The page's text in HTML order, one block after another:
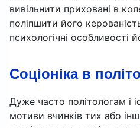
вивільнити приховані в
поліпшити його
психологічні особливості
Соціоніка в
Дуже часто політологам і
мотиви вчинків тих або